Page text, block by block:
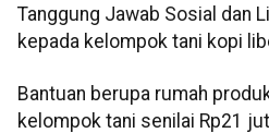
Tanggung Jawab Sosial dan
kepada kelompok tani kopi
Bantuan berupa rumah
kelompok tani senilai Rp21